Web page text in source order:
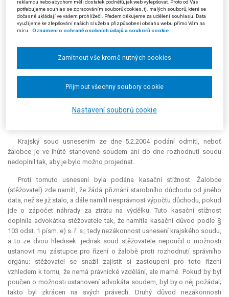
doplnil v případě, že tímto přípisem mínil podat žalobu proti rozhodnutí
správního orgánu. Ve výzvě (z hlediska formálního měla podobu přípisu
soudu, vyhotoveného samosoudkyní) bylo uvedeno, jaké obecné
náležitosti musí žaloba mít, a dále speciální požadavky na obsah žaloby
dva týdny a připojil poučení, že v případě, že žaloba doplněna nebude, ji
Žalobce na výzvu reagoval podáním z 29.12.2003, v němž uvedl, že již
v minulosti (při podání odvolání na ČSSZ) požádal Českou advokátní
byla určena, ale „nebylo mu pomoženo“. Nyní žádá komoru opětovně o
Krajský soud usnesením ze dne 5.2.2004 podání odmítl, neboť
žalobce je ve lhůtě stanovené soudem ani do dne rozhodnutí soudu
nedoplnil tak, aby je bylo možno projednat.
Proti tomuto usnesení byla podána kasační stížnost. Žalobce
(stěžovatel) zde namítl, že žádá přiznání starobního důchodu od jiného
data, než se již stalo, a dále namítl nesprávnost výpočtu důchodu, pokud
jde o zápočet náhrady za ztrátu na výdělku. Tuto kasační stížnost
doplnila advokátka stěžovatele tak, že namítla kasační důvod podle §
103 odst. 1 písm. e) s. ř. s., tedy nezákonnost usnesení krajského soudu,
a to ze dvou hledisek: jednak soud stěžovatele nepoučil o možnosti
ustanovit mu zástupce pro řízení o žalobě proti rozhodnutí správního
orgánu; stěžovatel se snažil zajistit si zastoupení pro toto řízení
vzhledem k tomu, že nemá právnické vzdělání, ale marně. Pokud by byl
poučen o možnosti ustanovení advokáta soudem, byl by o něj požádal;
takto byl zkrácen na svých právech. Druhý důvod nezákonnosti
reklamou nebo abychom měli dostatek podnětů, jak web vylepšovat. Proto od Vás
potřebujeme souhlas se zpracováním souborů cookies, tj. malých souborů, které se
dočasně ukládají ve vašem prohlížeči. Předem děkujeme za udělení souhlasu. Data
využijeme ke zlepšování našich služeb a přizpůsobení obsahu webu přímo Vám na
míru.
Oznámení o ochraně osobních údajů a souborů cookie
Nastavení souborů cookie
Zamítnout vše kromě nutných cookies
Přijmout všechny soubory cookie